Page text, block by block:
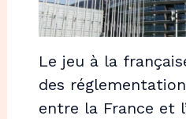
Le jeu à la
des
entre la France et